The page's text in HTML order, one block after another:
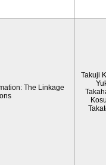
The Linkage
Takuji